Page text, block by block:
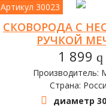
Артикул 30023
СКОВОРОДА С
РУЧКОЙ
1 899q
Производитель:
Страна:
диаметр